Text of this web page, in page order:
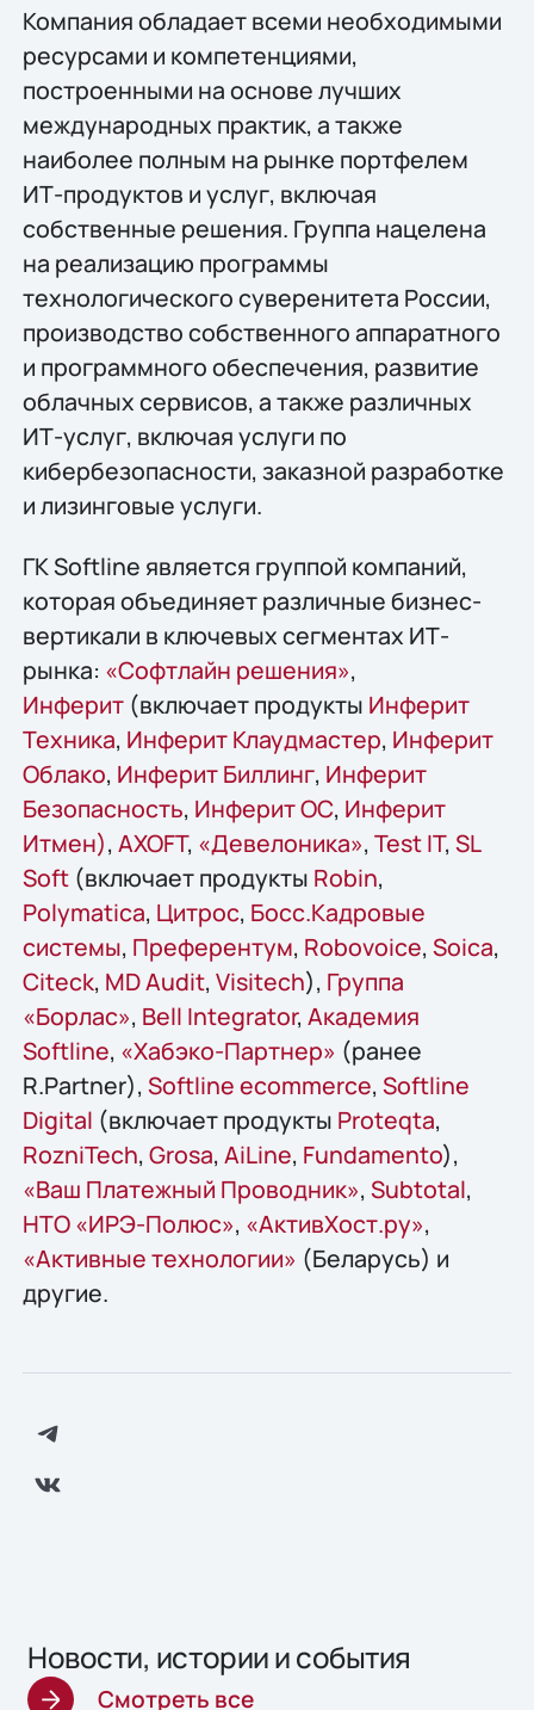
Компания обладает всеми необходимыми
ресурсами и компетенциями,
построенными на основе лучших
международных практик, а также
наиболее полным на рынке портфелем
ИТ-продуктов и услуг, включая
собственные решения. Группа нацелена
на реализацию программы
технологического суверенитета России,
производство собственного аппаратного
и программного обеспечения, развитие
облачных сервисов, а также различных
ИТ-услуг, включая услуги по
кибербезопасности, заказной разработке
и лизинговые услуги.
ГК Softline является группой компаний,
которая объединяет различные бизнес-
вертикали в ключевых сегментах ИТ-
рынка: «Софтлайн решения»,
Инферит(включает продукты Инферит
Техника, Инферит Клаудмастер, Инферит
Облако, Инферит Биллинг, Инферит
Безопасность, Инферит ОС, Инферит
Итмен), AХОFT, «Девелоника», Test IT, SL
Soft(включает продукты Robin,
Polymatica, Цитрос, Босс.Кадровые
системы, Преферентум, Robovoice, Soica,
Citeck, MD Audit, Visitech), Группа
«Борлас», Bell Integrator, Академия
Softline, «Хабэко-Партнер» (ранее
R.Partner), Softline ecommerce, Softline
Digital (включает продукты Proteqta,
RozniTech, Grosa, AiLine, Fundamento),
«Ваш Платежный Проводник», Subtotal,
НТО «ИРЭ-Полюс», «АктивХост.ру»,
«Активные технологии» (Беларусь) и
другие.
Новости, истории и события
Смотреть все